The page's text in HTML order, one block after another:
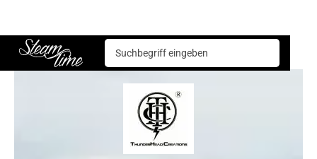
Steam time
Zubehör Werkzeug ThunderHead Creations Blaze Pro Vape Kit Wickelset